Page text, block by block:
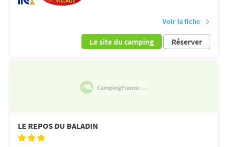
Voir la fiche
Le site du camping Réserver
LE REPOS DU BALADIN